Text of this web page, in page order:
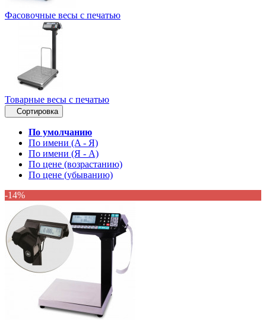
Фасовочные весы с печатью
Товарные весы с печатью
Сортировка
По умолчанию
По имени (A - Я)
По имени (Я - A)
По цене (возрастанию)
По цене (убыванию)
-14%